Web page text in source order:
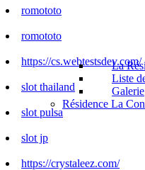
La
Liste
Galerie
Résidence La
romototo
romototo
https://cs.webtestsdev.com/
slot thailand
slot pulsa
slot jp
https://crystaleez.com/